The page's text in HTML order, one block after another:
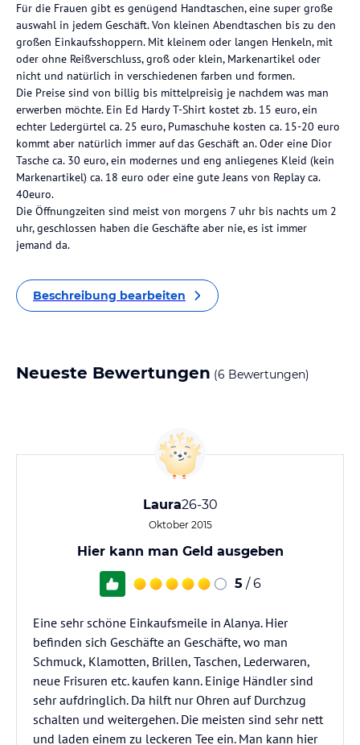
Für die Frauen gibt es genügend Handtaschen, eine super große
auswahl in jedem Geschäft. Von kleinen Abendtaschen bis zu den
großen Einkaufsshoppern. Mit kleinem oder langen Henkeln, mit
oder ohne Reißverschluss, groß oder klein, Markenartikel oder
nicht und natürlich in verschiedenen farben und formen.
Die Preise sind von billig bis mittelpreisig je nachdem was man
erwerben möchte. Ein Ed Hardy T-Shirt kostet zb. 15 euro, ein
echter Ledergürtel ca. 25 euro, Pumaschuhe kosten ca. 15-20 euro
kommt aber natürlich immer auf das Geschäft an. Oder eine Dior
Tasche ca. 30 euro, ein modernes und eng anliegenes Kleid (kein
Markenartikel) ca. 18 euro oder eine gute Jeans von Replay ca.
40euro.
Die Öffnungzeiten sind meist von morgens 7 uhr bis nachts um 2
uhr, geschlossen haben die Geschäfte aber nie, es ist immer
jemand da.
Beschreibung bearbeiten
Neueste Bewertungen (6 Bewertungen)
Laura26-30
Oktober 2015
Hier kann man Geld ausgeben
5 / 6
Eine sehr schöne Einkaufsmeile in Alanya. Hier
befinden sich Geschäfte an Geschäfte, wo man
Schmuck, Klamotten, Brillen, Taschen, Lederwaren,
neue Frisuren etc. kaufen kann. Einige Händler sind
sehr aufdringlich. Da hilft nur Ohren auf Durchzug
schalten und weitergehen. Die meisten sind sehr nett
und laden einem zu leckeren Tee ein. Man kann hier